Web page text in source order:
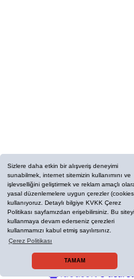
Sizlere daha etkin bir alışveriş deneyimi
sunabilmek, internet sitemizin kullanımını ve
işlevselliğini geliştirmek ve reklam amaçlı
yasal düzenlemelere uygun çerezler
kullanıyoruz. Detaylı bilgiye KVKK Çerez
Politikası sayfamızdan erişebilirsiniz. Bu siteyi
kullanmaya devam ederseniz çerezleri
kullanmamızı kabul etmiş sayılırsınız.
Çerez Politikası
TAMAM
© Tüm Hakları Saklıdır. Kredi kartı
korunmaktadır.